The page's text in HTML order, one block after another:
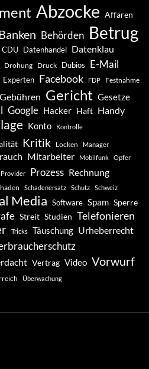
Abzocke Affären
Behörden Betrug
CDU Datenhandel Datenklau
Drohung Druck Dubios E-Mail
Experten Facebook FDP Festnahme
Gebühren Gericht Gesetze
Google Hacker Haft Handy
Konto Kontrolle
Kritik Locken Manager
Mitarbeiter Mobilfunk Opfer
Provider Prozess Rechnung
Schadenersatz Schutz Schweiz
Media Software Spam Sperre
Streit Studien Telefonieren
Tricks Täuschung Urheberrecht
Vertrag Video Vorwurf
Überwachung